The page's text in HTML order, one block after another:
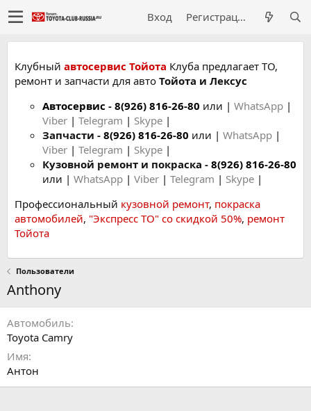
Вход Регистрация
Клубный автосервис Тойота Клуба предлагает ТО,
ремонт и запчасти для авто Тойота и Лексус
Автосервис - 8(926) 816-26-80 или | WhatsApp |
Viber | Telegram | Skype |
Запчасти - 8(926) 816-26-80 или | WhatsApp |
Viber | Telegram | Skype |
Кузовной ремонт и покраска - 8(926) 816-26-80
или | WhatsApp | Viber | Telegram | Skype |
Профессиональный кузовной ремонт, покраска
автомобилей, "Экспресс ТО" со скидкой 50%, ремонт
Тойота
Пользователи
Anthony
Автомобиль
Toyota Camry
Имя
Антон